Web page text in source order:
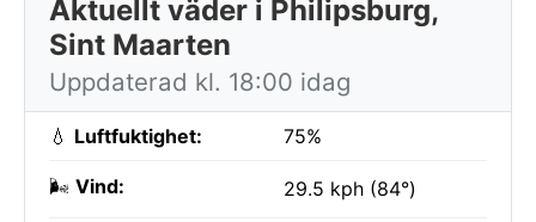
Aktuellt väder i Philipsburg,
Sint Maarten
Uppdaterad kl. 18:00 idag
💧 Luftfuktighet: 75%
🌬️ Vind: 29.5 kph (84°)